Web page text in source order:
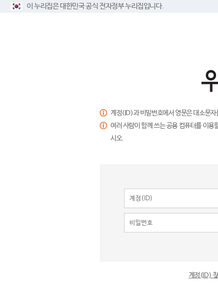
이 누리집은 대한민국 공식 전자정부 누리집입니다.
계정(ID)과 비밀번호에서 영문은 대소문
여러 사람이 함께 쓰는 공용 컴퓨터를 이
시오.
계정(ID)